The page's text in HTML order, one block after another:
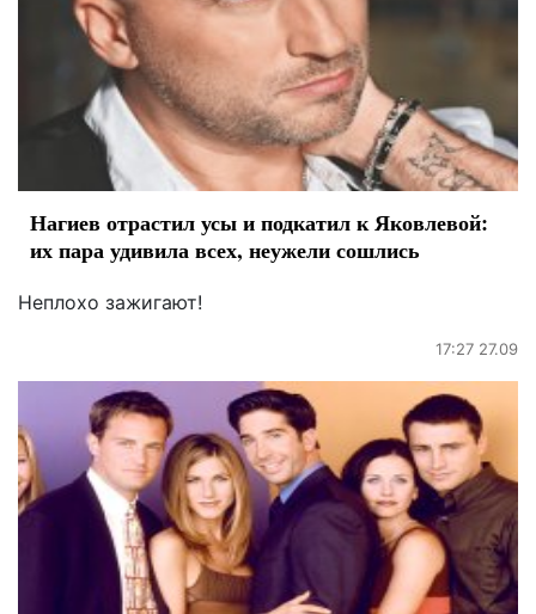
Нагиев отрастил усы и подкатил к Яковлевой:
их пара удивила всех, неужели сошлись
Неплохо зажигают!
17:27 27.09